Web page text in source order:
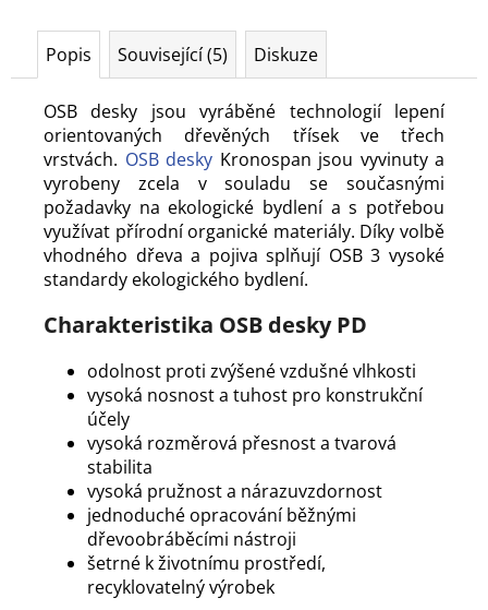
Popis Související (5) Diskuze
OSB desky jsou vyráběné technologií lepení
orientovaných dřevěných třísek ve třech
vrstvách. OSB desky Kronospan jsou vyvinuty a
vyrobeny zcela v souladu se současnými
požadavky na ekologické bydlení a s potřebou
využívat přírodní organické materiály. Díky volbě
vhodného dřeva a pojiva splňují OSB 3 vysoké
standardy ekologického bydlení.
Charakteristika OSB desky PD
odolnost proti zvýšené vzdušné vlhkosti
vysoká nosnost a tuhost pro konstrukční
účely
vysoká rozměrová přesnost a tvarová
stabilita
vysoká pružnost a nárazuvzdornost
jednoduché opracování běžnými
dřevoobráběcími nástroji
šetrné k životnímu prostředí,
recyklovatelný výrobek